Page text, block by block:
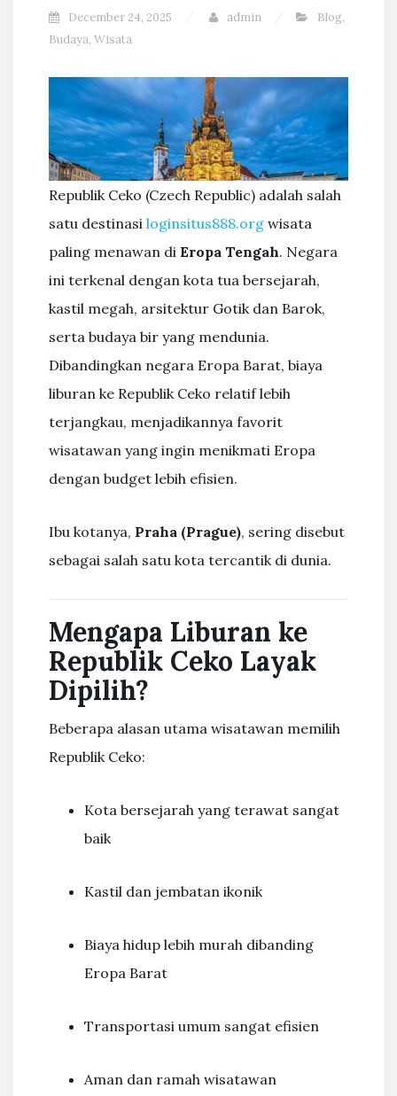
December 24, 2025 admin Blog,
Budaya, Wisata
Republik Ceko (Czech Republic) adalah salah
satu destinasi loginsitus888.org wisata
paling menawan di Eropa Tengah. Negara
ini terkenal dengan kota tua bersejarah,
kastil megah, arsitektur Gotik dan Barok,
serta budaya bir yang mendunia.
Dibandingkan negara Eropa Barat, biaya
liburan ke Republik Ceko relatif lebih
terjangkau, menjadikannya favorit
wisatawan yang ingin menikmati Eropa
dengan budget lebih efisien.
Ibu kotanya, Praha (Prague), sering disebut
sebagai salah satu kota tercantik di dunia.
Mengapa Liburan ke
Republik Ceko Layak
Dipilih?
Beberapa alasan utama wisatawan memilih
Republik Ceko:
Kota bersejarah yang terawat sangat
baik
Kastil dan jembatan ikonik
Biaya hidup lebih murah dibanding
Eropa Barat
Transportasi umum sangat efisien
Aman dan ramah wisatawan